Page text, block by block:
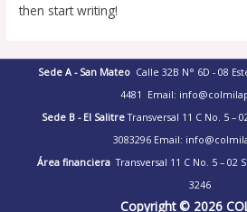
then start writing!
Sede A - San Mateo Calle 32B N° 6D - 08
4481
Email:
Sede B - El SalitreTransversal 11 C No. 5 –
3083296 Email:
Área financiera Transversal 11 C No. 5 – 02
3246
Copyright © 2026